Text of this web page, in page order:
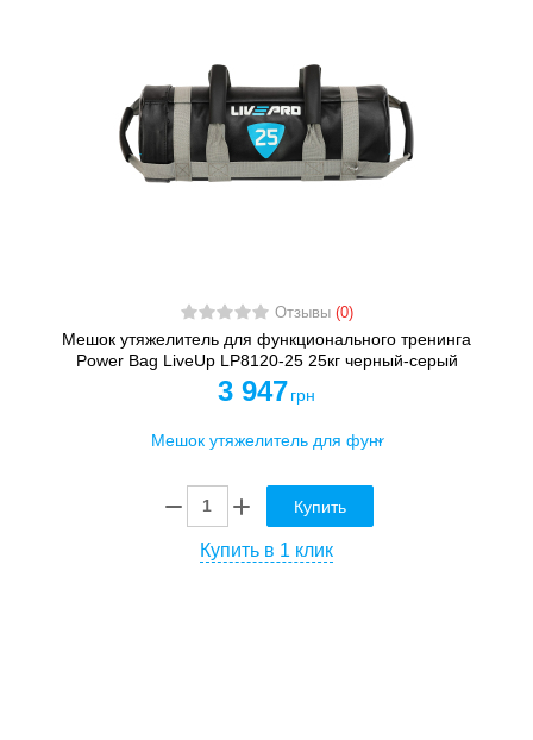
Отзывы (0)
Мешок утяжелитель для функционального тренинга
Power Bag LiveUp LP8120-25 25кг черный-серый
3 947 грн
Купить
Купить в 1 клик